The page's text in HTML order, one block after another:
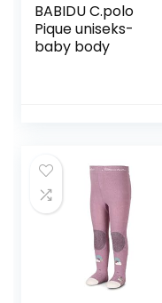
BABIDU C.polo
Pique uniseks-
baby body